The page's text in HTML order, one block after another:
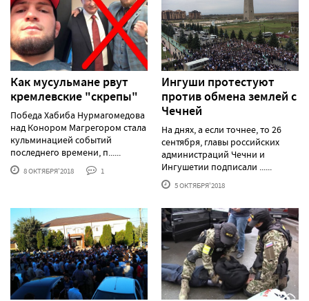
Как мусульмане рвут
кремлевские "скрепы"
Победа Хабиба Нурмагомедова
над Конором Магрегором стала
кульминацией событий
последнего времени, п......
8 ОКТЯБРЯ'2018 1
Ингуши протестуют
против обмена землей с
Чечней
На днях, а если точнее, то 26
сентября, главы российских
администраций Чечни и
Ингушетии подписали ......
5 ОКТЯБРЯ'2018